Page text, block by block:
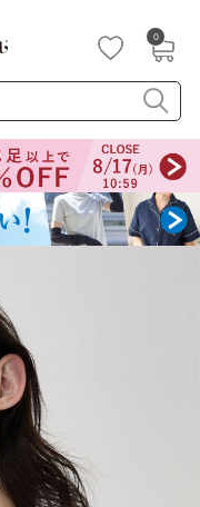
0
チューブトップ
キャミソール
下着
ライフスタイル
キッズ